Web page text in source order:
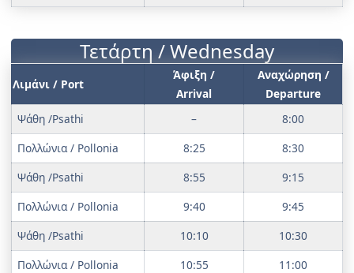
Τετάρτη / Wednesday
Λιμάνι / Port
Άφιξη /
Arrival
Αναχώρηση /
Departure
Ψάθη /Psathi
–
8:00
Πολλώνια / Pollonia
8:25
8:30
Ψάθη /Psathi
8:55
9:15
Πολλώνια / Pollonia
9:40
9:45
Ψάθη /Psathi
10:10
10:30
Πολλώνια / Pollonia
10:55
11:00